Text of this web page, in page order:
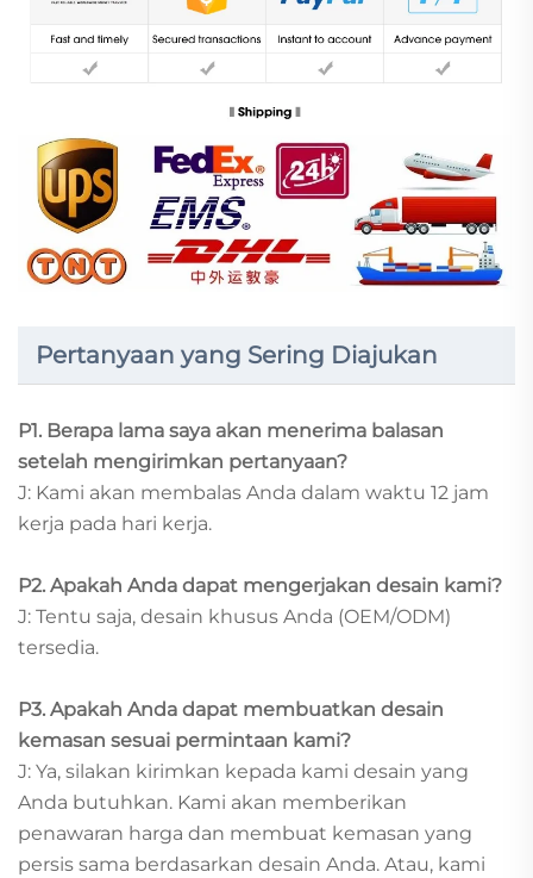
Pertanyaan yang Sering Diajukan
P1. Berapa lama saya akan menerima balasan
setelah mengirimkan pertanyaan?
J: Kami akan membalas Anda dalam waktu 12 jam
kerja pada hari kerja.
P2. Apakah Anda dapat mengerjakan desain kami?
J: Tentu saja, desain khusus Anda (OEM/ODM)
tersedia.
P3. Apakah Anda dapat membuatkan desain
kemasan sesuai permintaan kami?
J: Ya, silakan kirimkan kepada kami desain yang
Anda butuhkan. Kami akan memberikan
penawaran harga dan membuat kemasan yang
persis sama berdasarkan desain Anda. Atau, kami